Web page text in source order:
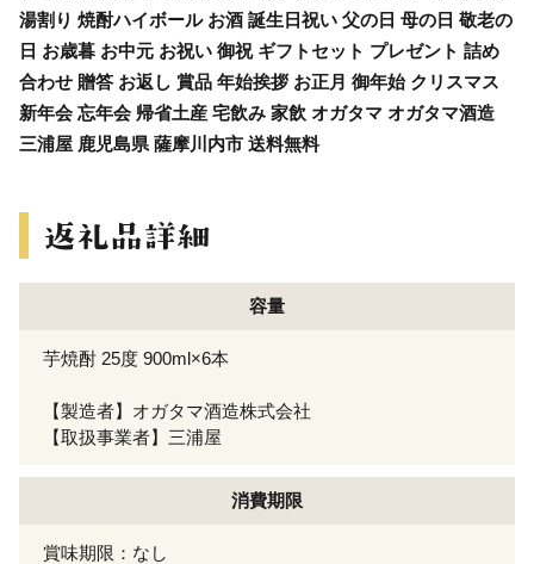
湯割り 焼酎ハイボール お酒 誕生日祝い 父の日 母の日 敬老の
日 お歳暮 お中元 お祝い 御祝 ギフトセット プレゼント 詰め
合わせ 贈答 お返し 賞品 年始挨拶 お正月 御年始 クリスマス
新年会 忘年会 帰省土産 宅飲み 家飲 オガタマ オガタマ酒造
三浦屋 鹿児島県 薩摩川内市 送料無料
容量
芋焼酎 25度 900ml×6本
【製造者】オガタマ酒造株式会社
【取扱事業者】三浦屋
消費期限
賞味期限：なし